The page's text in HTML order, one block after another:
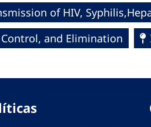
of HIV,
and Elimination